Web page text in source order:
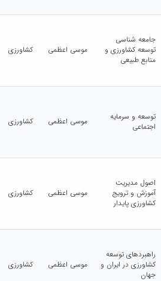
جامعه شناسی
توسعه کشاورزی و
منابع طبیعی
موسی اعظمی کشاورزی
توسعه و سرمایه
اجتماعی
موسی اعظمی کشاورزی
اصول مدیریت
آموزش و ترویج
کشاورزی پایدار
موسی اعظمی کشاورزی
راهبردهای توسعه
کشاورزی در ایران و
جهان
موسی اعظمی کشاورزی